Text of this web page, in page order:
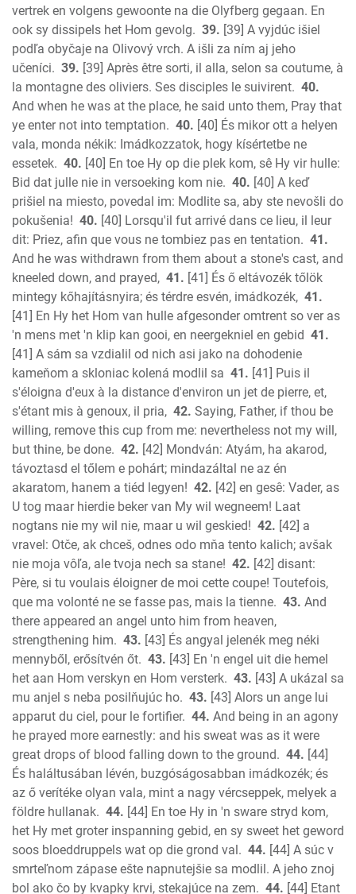
vertrek en volgens gewoonte na die Olyfberg gegaan. En
ook sy dissipels het Hom gevolg. 39. [39] A vyjdúc išiel
podľa obyčaje na Olivový vrch. A išli za ním aj jeho
učeníci. 39. [39] Après être sorti, il alla, selon sa coutume, à
la montagne des oliviers. Ses disciples le suivirent. 40.
And when he was at the place, he said unto them, Pray that
ye enter not into temptation. 40. [40] És mikor ott a helyen
vala, monda nékik: Imádkozzatok, hogy kísértetbe ne
essetek. 40. [40] En toe Hy op die plek kom, sê Hy vir hulle:
Bid dat julle nie in versoeking kom nie. 40. [40] A keď
prišiel na miesto, povedal im: Modlite sa, aby ste nevošli do
pokušenia! 40. [40] Lorsqu'il fut arrivé dans ce lieu, il leur
dit: Priez, afin que vous ne tombiez pas en tentation. 41.
And he was withdrawn from them about a stone's cast, and
kneeled down, and prayed, 41. [41] És ő eltávozék tőlök
mintegy kőhajításnyira; és térdre esvén, imádkozék, 41.
[41] En Hy het Hom van hulle afgesonder omtrent so ver as
'n mens met 'n klip kan gooi, en neergekniel en gebid 41.
[41] A sám sa vzdialil od nich asi jako na dohodenie
kameňom a skloniac kolená modlil sa 41. [41] Puis il
s'éloigna d'eux à la distance d'environ un jet de pierre, et,
s'étant mis à genoux, il pria, 42. Saying, Father, if thou be
willing, remove this cup from me: nevertheless not my will,
but thine, be done. 42. [42] Mondván: Atyám, ha akarod,
távoztasd el tőlem e pohárt; mindazáltal ne az én
akaratom, hanem a tiéd legyen! 42. [42] en gesê: Vader, as
U tog maar hierdie beker van My wil wegneem! Laat
nogtans nie my wil nie, maar u wil geskied! 42. [42] a
vravel: Otče, ak chceš, odnes odo mňa tento kalich; avšak
nie moja vôľa, ale tvoja nech sa stane! 42. [42] disant:
Père, si tu voulais éloigner de moi cette coupe! Toutefois,
que ma volonté ne se fasse pas, mais la tienne. 43. And
there appeared an angel unto him from heaven,
strengthening him. 43. [43] És angyal jelenék meg néki
mennyből, erősítvén őt. 43. [43] En 'n engel uit die hemel
het aan Hom verskyn en Hom versterk. 43. [43] A ukázal sa
mu anjel s neba posilňujúc ho. 43. [43] Alors un ange lui
apparut du ciel, pour le fortifier. 44. And being in an agony
he prayed more earnestly: and his sweat was as it were
great drops of blood falling down to the ground. 44. [44]
És haláltusában lévén, buzgóságosabban imádkozék; és
az ő verítéke olyan vala, mint a nagy vércseppek, melyek a
földre hullanak. 44. [44] En toe Hy in 'n sware stryd kom,
het Hy met groter inspanning gebid, en sy sweet het geword
soos bloeddruppels wat op die grond val. 44. [44] A súc v
smrteľnom zápase ešte napnutejšie sa modlil. A jeho znoj
bol ako čo by kvapky krvi, stekajúce na zem. 44. [44] Etant